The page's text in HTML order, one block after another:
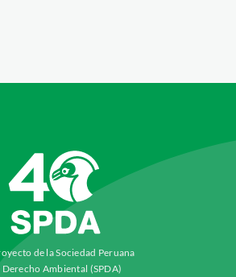
de la Sociedad Peruana
Derecho Ambiental (SPDA)